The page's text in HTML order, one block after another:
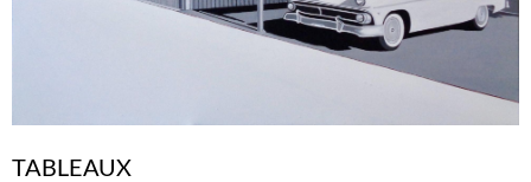
TABLEAUX